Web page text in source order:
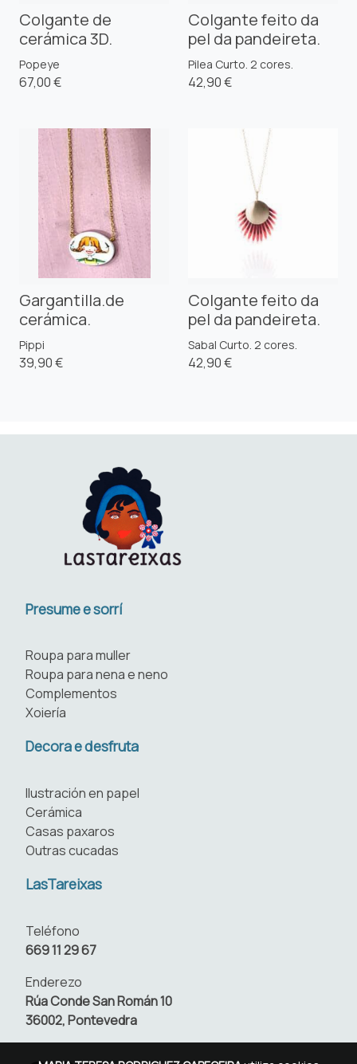
Colgante de
cerámica 3D.
Popeye
67,00 €
Colgante feito da
pel da pandeireta.
Pilea Curto. 2 cores.
42,90 €
Gargantilla.de
cerámica.
Pippi
39,90 €
Colgante feito da
pel da pandeireta.
Sabal Curto. 2 cores.
42,90 €
Presume e sorrí
Roupa para muller
Roupa para nena e neno
Complementos
Xoiería
Decora e desfruta
Ilustración en papel
Cerámica
Casas paxaros
Outras cucadas
LasTareixas
Teléfono
669 11 29 67
Enderezo
Rúa Conde San Román 10
36002, Pontevedra